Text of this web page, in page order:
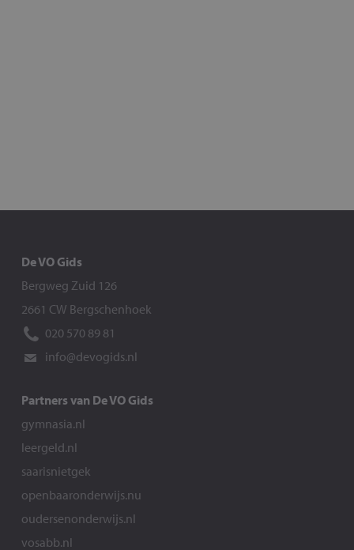
De VO Gids
Bergweg Zuid 126
2661 CW Bergschenhoek
020 570 89 81
info@devogids.nl
Partners van De VO Gids
gymnasia.nl
leergeld.nl
saarisnietgek
openbaaronderwijs.nu
oudersenonderwijs.nl
vosabb.nl